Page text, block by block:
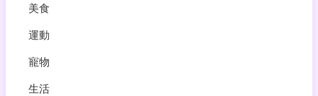
美食
運動
寵物
生活